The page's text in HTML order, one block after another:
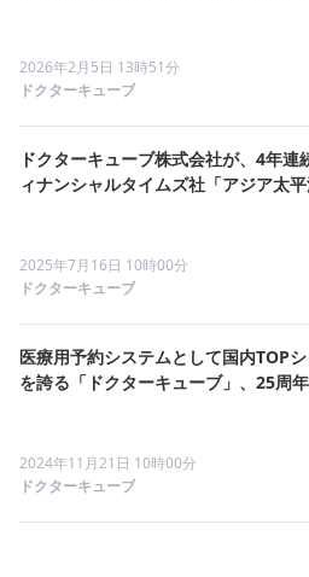
2026年2月5日 13時51分
ドクターキューブ
ドクターキューブ株式会社が、4年連
ィナンシャルタイムズ社「アジア太平
2025年7月16日 10時00分
ドクターキューブ
医療用予約システムとして国内TOP
を誇る「ドクターキューブ」、25周
2024年11月21日 10時00分
ドクターキューブ